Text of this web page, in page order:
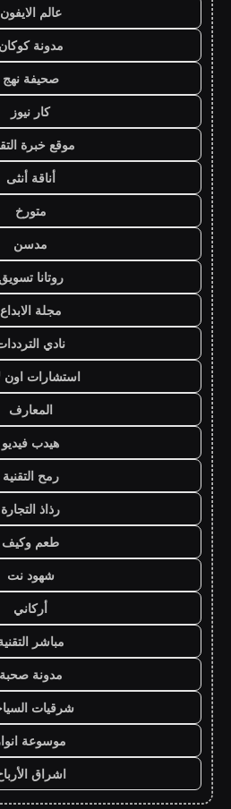
عالم الايفون
مدونة كوكان
صحيفة نهج
كار نيوز
موقع خبرة
أناقة أنثى
متورخ
مدسن
روتانا
مجلة الابداع
نادي
استشارات اون
المعارف
هيدب فيديو
رمح التقنية
رذاذ التجارة
طعم وكيف
شهود نت
أركاني
مباشر
مدونة صحبة
شرقيات
موسوعة
اشراق